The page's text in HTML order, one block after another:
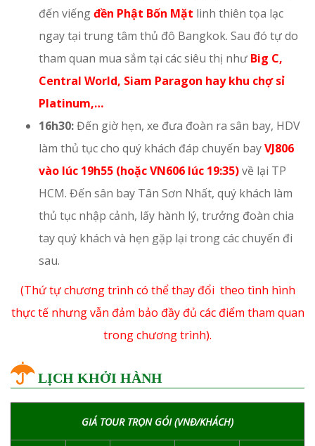
đến viếngđền Phật Bốn Mặt linh thiên tọa lạc
ngay tại trung tâm thủ đô Bangkok. Sau đó tự do
tham quan mua sắm tại các siêu thị như Big C,
Central World, Siam Paragon hay khu chợ sỉ
Platinum,…
16h30:Đến giờ hẹn, xe đưa đoàn ra sân bay, HDV
làm thủ tục cho quý khách đáp chuyến bayVJ806
vào lúc 19h55 (hoặc VN606 lúc 19:35)về lại TP
HCM. Đến sân bay Tân Sơn Nhất, quý khách làm
thủ tục nhập cảnh, lấy hành lý, trưởng đoàn chia
tay quý khách và hẹn gặp lại trong các chuyến đi
sau.
(Thứ tự chương trình có thể thay đổi theo tình hình
thực tế nhưng vẫn đảm bảo đầy đủ các điểm tham quan
trong chương trình).
LỊCH KHỞI HÀNH
GIÁ TOUR TRỌN GÓI (VNĐ/KHÁCH)